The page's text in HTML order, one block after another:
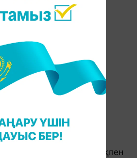
қараған сиыр.
түсіндіреді: физиктің
жүйрік жылдамдықпен